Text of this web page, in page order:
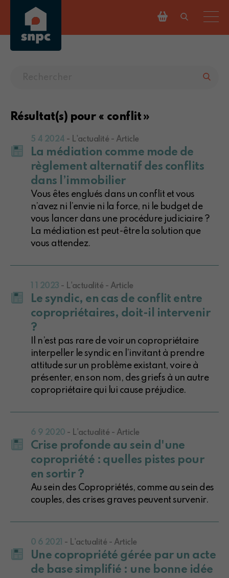
Résultat(s) pour « conflit »
5 4 2024 - L'actualité - Article
La médiation comme mode de
règlement alternatif des conflits
dans l’immobilier
Vous êtes englués dans un conflit et vous
n’avez ni l’envie ni la force, ni le budget de
vous lancer dans une procédure judiciaire ?
La médiation est peut-être la solution que
vous attendez.
1 1 2023 - L'actualité - Article
Le syndic, en cas de conflit entre
copropriétaires, doit-il intervenir
?
Il n’est pas rare de voir un copropriétaire
interpeller le syndic en l’invitant à prendre
attitude sur un problème existant, voire à
présenter, en son nom, des griefs à un autre
copropriétaire qui lui cause préjudice.
6 9 2020 - L'actualité - Article
Crise profonde au sein d'une
copropriété : quelles pistes pour
en sortir ?
Au sein des Copropriétés, comme au sein des
couples, des crises graves peuvent survenir.
0 6 2021 - L'actualité - Article
Une copropriété gérée par un acte
de base simplifié : une bonne idée